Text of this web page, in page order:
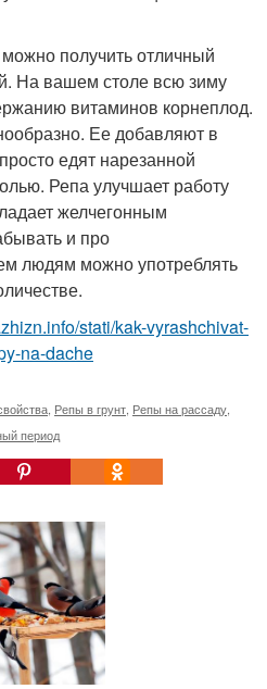
получить отличный
На вашем столе всю зиму
витаминов корнеплод.
Ее добавляют в
едят нарезанной
Репа улучшает работу
желчегонным
и про
людям можно употреблять
stati/kak-vyrashchivat-
na-dache
Репы в грунт Репы на рассаду
период